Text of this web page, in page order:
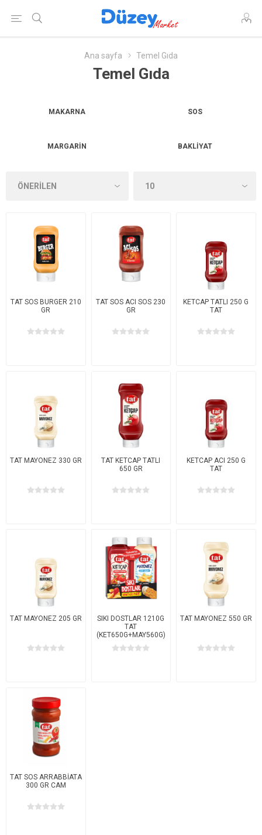
Ana sayfa Temel Gıda
Temel Gıda
MAKARNA SOS
MARGARIN BAKLIYAT
TAT SOS BURGER 210
GR
TAT SOS ACI SOS 230
GR
KETCAP TATLI 250 G
TAT
TAT MAYONEZ 330 GR
TAT KETCAP TATLI
650 GR
KETCAP ACI 250 G
TAT
TAT MAYONEZ 205 GR
SIKI DOSTLAR 1210G
TAT
(KET650G+MAY560G)
TAT MAYONEZ 550 GR
TAT SOS ARRABBİATA
300 GR CAM